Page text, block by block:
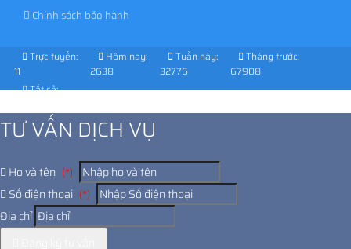
Chính sách bảo hành
Trực tuyến:
11
Hôm nay:
2638
Tuần này:
32776
Tháng trước:
67908
Tất cả:
TƯ VẤN DỊCH VỤ
Họ và tên (*)
Số điện thoại (*)
Địa chỉ